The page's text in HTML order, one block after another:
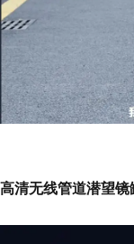
高清无线管道潜望镜